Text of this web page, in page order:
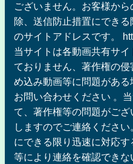
ございません。お客様か
除、送信防止措置にでき
のサイトアドレスです。
当サイトは各動画共有サ
ておりません、著作権の
め込み動画等に問題があ
お問い合わせください 。
て、著作権等の問題がご
しますのでご連絡くださ
にできる限り迅速に対応
等により連絡を確認できな